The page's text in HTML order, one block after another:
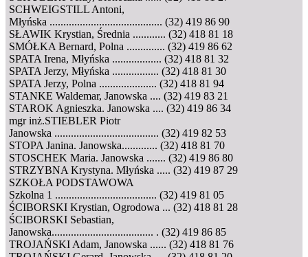
SCHWEIGSTILL Antoni,
Młyńska ......................................... (32) 419 86 90
SŁAWIK Krystian, Średnia ............ (32) 418 81 18
SMÓŁKA Bernard, Polna .............. (32) 419 86 62
SPATA Irena, Młyńska .................. (32) 418 81 32
SPATA Jerzy, Młyńska ................. (32) 418 81 30
SPATA Jerzy, Polna ..................... (32) 418 81 94
STANKE Waldemar, Janowska .... (32) 419 83 21
STAROK Agnieszka. Janowska .... (32) 419 86 34
mgr inż.STIEBLER Piotr
Janowska ...................................... (32) 419 82 53
STOPA Janina. Janowska............. (32) 418 81 70
STOSCHEK Maria. Janowska ....... (32) 419 86 80
STRZYBNA Krystyna. Młyńska ..... (32) 419 87 29
SZKOŁA PODSTAWOWA
Szkolna 1 ..................................... (32) 419 81 05
ŚCIBORSKI Krystian, Ogrodowa ... (32) 418 81 28
ŚCIBORSKI Sebastian,
Janowska..................................... . (32) 419 86 85
TROJAŃSKI Adam, Janowska ...... (32) 418 81 76